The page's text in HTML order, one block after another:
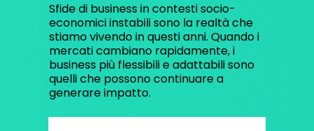
Sfide di business in contesti socio-
economici instabili sono la realtà che
stiamo vivendo in questi anni. Quando i
mercati cambiano rapidamente, i
business più flessibili e adattabili sono
quelli che possono continuare a
generare impatto.